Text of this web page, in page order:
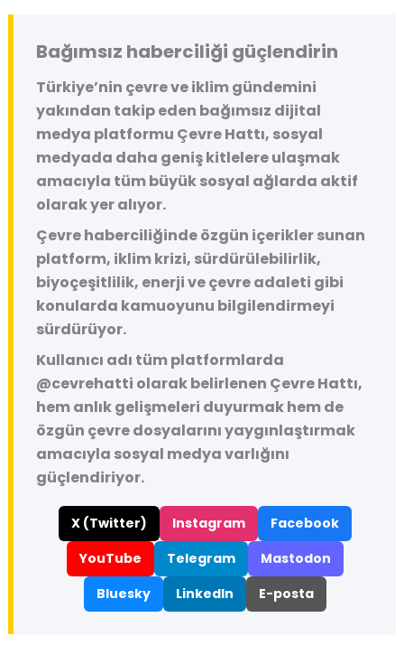
Bağımsız haberciliği güçlendirin
Türkiye’nin çevre ve iklim gündemini
yakından takip eden bağımsız dijital
medya platformu Çevre Hattı, sosyal
medyada daha geniş kitlelere ulaşmak
amacıyla tüm büyük sosyal ağlarda aktif
olarak yer alıyor.
Çevre haberciliğinde özgün içerikler sunan
platform, iklim krizi, sürdürülebilirlik,
biyoçeşitlilik, enerji ve çevre adaleti gibi
konularda kamuoyunu bilgilendirmeyi
sürdürüyor.
Kullanıcı adı tüm platformlarda
@cevrehatti olarak belirlenen Çevre Hattı,
hem anlık gelişmeleri duyurmak hem de
özgün çevre dosyalarını yaygınlaştırmak
amacıyla sosyal medya varlığını
güçlendiriyor.
X (Twitter) Instagram
Facebook
YouTube
Telegram
Mastodon
Bluesky
LinkedIn E-posta